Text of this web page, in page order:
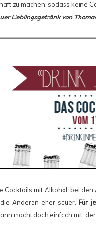
zu machen, sodass keine
Lieblingsgetränk von
Cocktails mit Alkohol, bei
Anderen eher sauer. Für
macht doch einfach mit,